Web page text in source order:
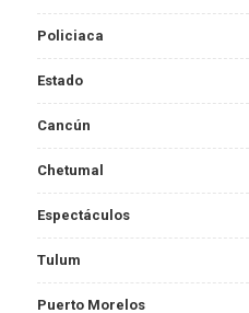
Policiaca
Estado
Cancún
Chetumal
Espectáculos
Tulum
Puerto Morelos